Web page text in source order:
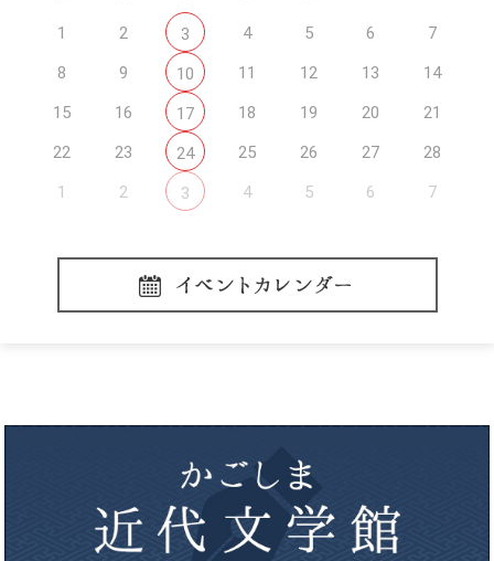
1 2 3 4 5 6
7
8
9 10 11 12 13
14
15
16 17 18 19 20
21
22
23 24 25 26 27
28
1
2 3 4 5 6 7